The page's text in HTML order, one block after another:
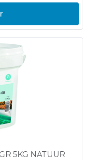
5KG NATUUR